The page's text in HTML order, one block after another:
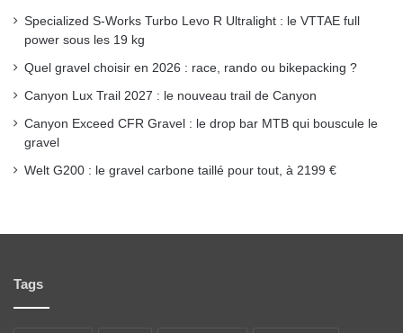
Specialized S-Works Turbo Levo R Ultralight : le VTTAE full
power sous les 19 kg
Quel gravel choisir en 2026 : race, rando ou bikepacking ?
Canyon Lux Trail 2027 : le nouveau trail de Canyon
Canyon Exceed CFR Gravel : le drop bar MTB qui bouscule le
gravel
Welt G200 : le gravel carbone taillé pour tout, à 2199 €
Tags